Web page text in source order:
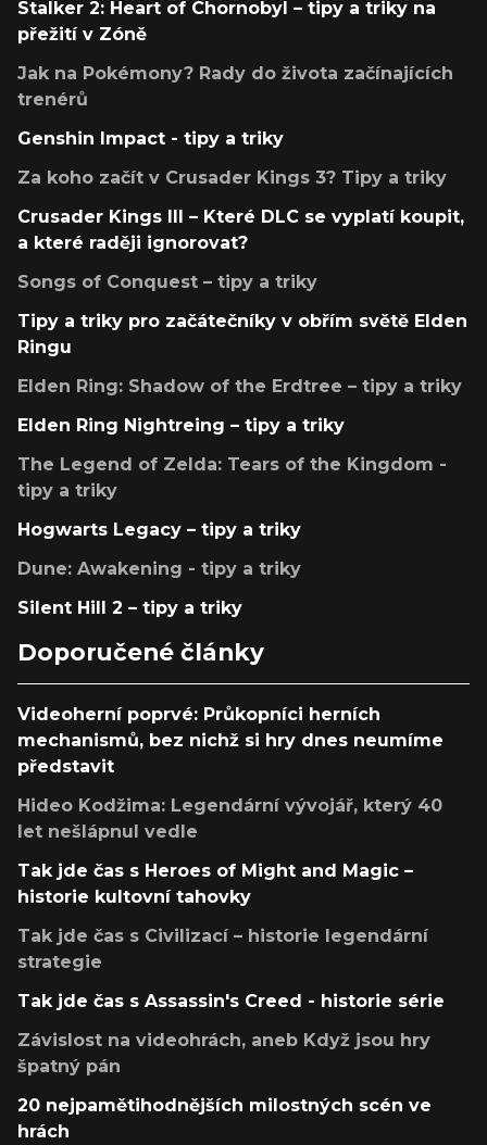
Stalker 2: Heart of Chornobyl – tipy a triky na
přežití v Zóně
Jak na Pokémony? Rady do života začínajících
trenérů
Genshin Impact - tipy a triky
Za koho začít v Crusader Kings 3? Tipy a triky
Crusader Kings III – Které DLC se vyplatí koupit,
a které raději ignorovat?
Songs of Conquest – tipy a triky
Tipy a triky pro začátečníky v obřím světě Elden
Ringu
Elden Ring: Shadow of the Erdtree – tipy a triky
Elden Ring Nightreing – tipy a triky
The Legend of Zelda: Tears of the Kingdom -
tipy a triky
Hogwarts Legacy – tipy a triky
Dune: Awakening - tipy a triky
Silent Hill 2 – tipy a triky
Doporučené články
Videoherní poprvé: Průkopníci herních
mechanismů, bez nichž si hry dnes neumíme
představit
Hideo Kodžima: Legendární vývojář, který 40
let nešlápnul vedle
Tak jde čas s Heroes of Might and Magic –
historie kultovní tahovky
Tak jde čas s Civilizací – historie legendární
strategie
Tak jde čas s Assassin's Creed - historie série
Závislost na videohrách, aneb Když jsou hry
špatný pán
20 nejpamětihodnějších milostných scén ve
hrách